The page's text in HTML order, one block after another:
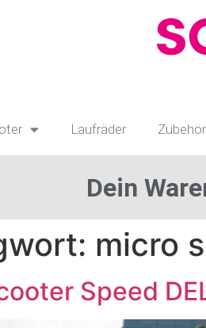
Laufräder Zubehör
Dein
micro
Speed